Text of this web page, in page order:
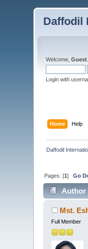
Daffodil
Welcome,Guest
Login with
Home Help
Daffodil
Pages: [1]Go
Author
Mst.
Full Member